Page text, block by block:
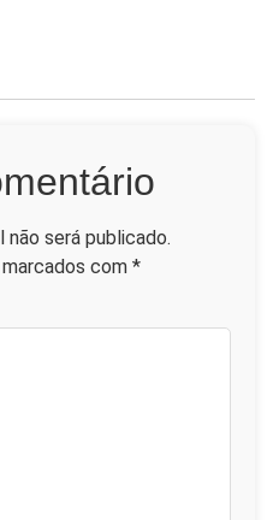
será publicado.
com *